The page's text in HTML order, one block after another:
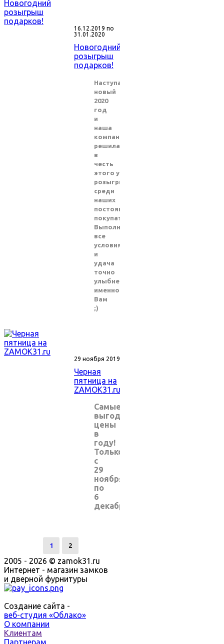
16.12.2019 по
31.01.2020
Новогодний
розыгрыш
подарков!
Наступает
новый
2020
год
и
наша
компания
решила
в
честь
этого устроить
розыгрыш
среди
наших
постоянных
покупателей.
Выполните
все
условия
и
удача
точно
улыбнется
именно
Вам
;)
29 ноября 2019
Черная
пятница на
ZAMOK31.ru
Самые
выгодные
цены
в
году!
Только
с
29
ноября
по
6
декабря!
1 2
2005 - 2026 © zamok31.ru
Интернет - магазин замков
и дверной фурнитуры
Создание сайта -
веб-студия «Облако»
О компании
Клиентам
Партнерам